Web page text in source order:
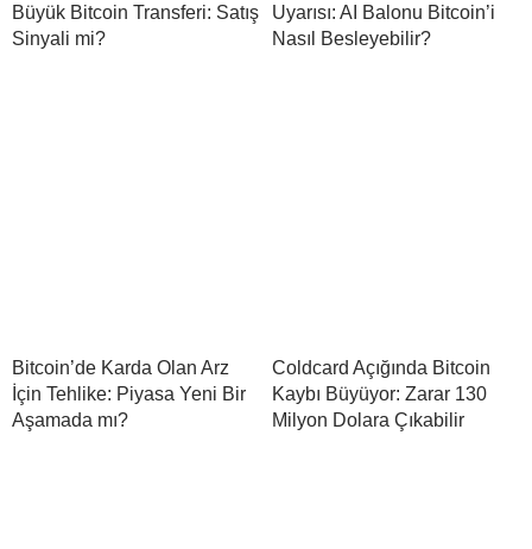
Büyük Bitcoin Transferi: Satış
Sinyali mi?
Uyarısı: AI Balonu Bitcoin’i
Nasıl Besleyebilir?
Bitcoin’de Karda Olan Arz
İçin Tehlike: Piyasa Yeni Bir
Aşamada mı?
Coldcard Açığında Bitcoin
Kaybı Büyüyor: Zarar 130
Milyon Dolara Çıkabilir